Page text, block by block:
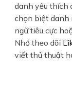
danh yêu thích
chọn biệt danh
ngữ tiêu cực
Nhớ theo dõi
viết thủ thuật